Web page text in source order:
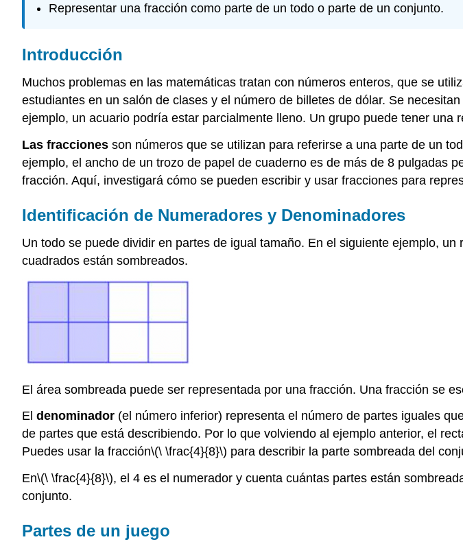
Representar una fracción como parte de un todo o parte de un conjunto.
Introducción
Muchos problemas en las matemáticas tratan con números enteros, que se
estudiantes en un salón de clases y el número de billetes de dólar. Se
ejemplo, un acuario podría estar parcialmente lleno. Un grupo puede tener
Las fracciones son números que se utilizan para referirse a una parte de un
ejemplo, el ancho de un trozo de papel de cuaderno es de más de 8 pulgadas
fracción. Aquí, investigará cómo se pueden escribir y usar fracciones para
Identificación de Numeradores y Denominadores
Un todo se puede dividir en partes de igual tamaño. En el siguiente ejemplo,
cuadrados están sombreados.
El área sombreada puede ser representada por una fracción. Una fracción se
El denominador (el número inferior) representa el número de partes iguales
de partes que está describiendo. Por lo que volviendo al ejemplo anterior, el
Puedes usar la fracción\(\ \frac{4}{8}\) para describir la parte sombreada del
En\(\ \frac{4}{8}\), el 4 es el numerador y cuenta cuántas partes están
conjunto.
Partes de un juego